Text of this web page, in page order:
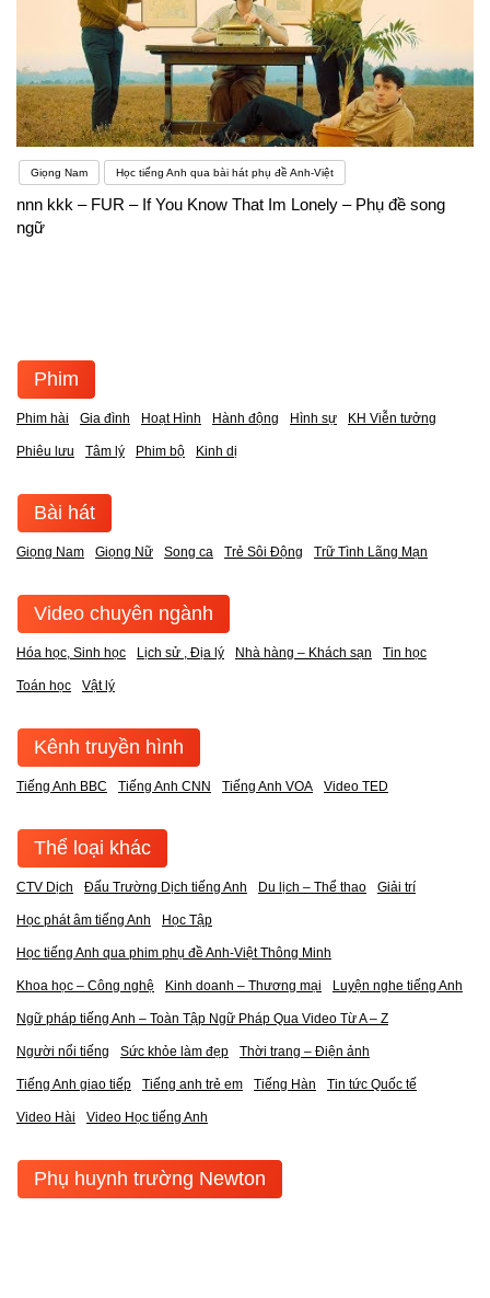
Giọng Nam Học tiếng Anh qua bài hát phụ đề Anh-Việt
nnn kkk – FUR – If You Know That Im Lonely – Phụ đề song
ngữ
Phim
Phim hài Gia đình Hoạt Hình Hành động Hình sự KH Viễn tưởng
Phiêu lưu Tâm lý Phim bộ Kinh dị
Bài hát
Giọng Nam Giọng Nữ Song ca Trẻ Sôi Động Trữ Tình Lãng Mạn
Video chuyên ngành
Hóa học, Sinh học Lịch sử , Địa lý Nhà hàng – Khách sạn Tin học
Toán học Vật lý
Kênh truyền hình
Tiếng Anh BBC Tiếng Anh CNN Tiếng Anh VOA Video TED
Thể loại khác
CTV Dịch Đấu Trường Dịch tiếng Anh Du lịch – Thể thao Giải trí
Học phát âm tiếng Anh Học Tập
Học tiếng Anh qua phim phụ đề Anh-Việt Thông Minh
Khoa học – Công nghệ Kinh doanh – Thương mại Luyện nghe tiếng Anh
Ngữ pháp tiếng Anh – Toàn Tập Ngữ Pháp Qua Video Từ A – Z
Người nổi tiếng Sức khỏe làm đẹp Thời trang – Điện ảnh
Tiếng Anh giao tiếp Tiếng anh trẻ em Tiếng Hàn Tin tức Quốc tế
Video Hài Video Học tiếng Anh
Phụ huynh trường Newton